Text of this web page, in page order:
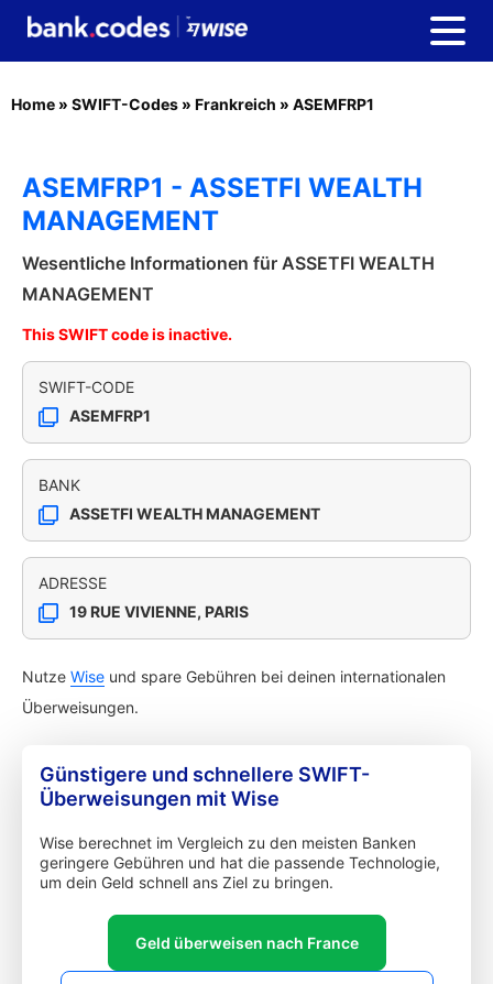
Home » SWIFT-Codes » Frankreich » ASEMFRP1
ASEMFRP1 - ASSETFI WEALTH
MANAGEMENT
Wesentliche Informationen für ASSETFI WEALTH
MANAGEMENT
This SWIFT code is inactive.
SWIFT-CODE
ASEMFRP1
BANK
ASSETFI WEALTH MANAGEMENT
ADRESSE
19 RUE VIVIENNE, PARIS
Nutze Wise und spare Gebühren bei deinen internationalen
Überweisungen.
Günstigere und schnellere SWIFT-
Überweisungen mit Wise
Wise berechnet im Vergleich zu den meisten Banken
geringere Gebühren und hat die passende Technologie,
um dein Geld schnell ans Ziel zu bringen.
Geld überweisen nach France